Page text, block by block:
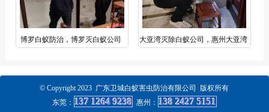
博罗白蚁防治，博罗灭白蚁公司
大亚湾灭除白蚁公司，惠州大亚湾
© Copyright 2023 广东卫城白蚁害虫防治有限公司 版权所有
东莞： 137 1264 9238 惠州 ： 138 2427 5151